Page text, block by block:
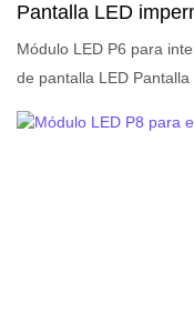
etc., y goza de una
resume los defectos de
continuamente. Las
escaneo 1/16, panel
Pantalla LED
x 192 mm, para
Módulo LED P6 para
de pantalla LED
similares en el mercado,
incomparables en